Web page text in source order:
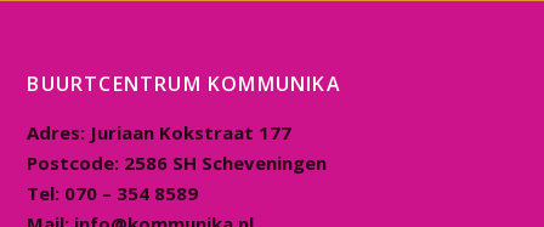
BUURTCENTRUM KOMMUNIKA
Adres: Juriaan Kokstraat 177
Postcode: 2586 SH Scheveningen
Tel: 070 – 354 8589